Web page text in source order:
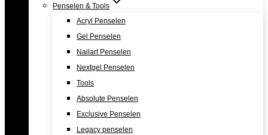
Penselen & Tools
Acryl Penselen
Gel Penselen
Nailart Penselen
Nextgel Penselen
Tools
Absolute Penselen
Exclusive Penselen
Legacy penselen